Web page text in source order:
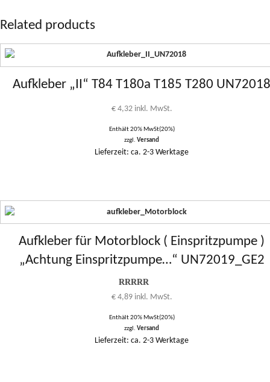
Related products
Aufkleber „II“ T84 T180a T185 T280
€4,32 inkl. MwSt.
Enthält 20% MwSt(20%)
zzgl.Versand
Lieferzeit: ca. 2-3 Werktage
Aufkleber für Motorblock ( Einspritzpumpe )
„Achtung Einspritzpumpe…“ UN72019_GE2
Bewertung
€4,89 inkl. MwSt.
Enthält 20% MwSt(20%)
zzgl.Versand
Lieferzeit: ca. 2-3 Werktage